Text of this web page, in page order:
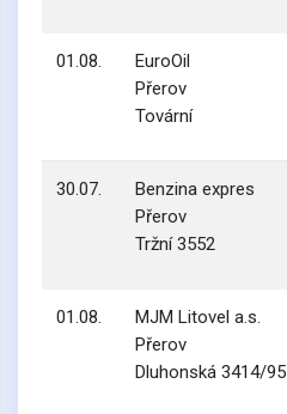
01.08.
EuroOil
Přerov
Tovární
30.07.
Benzina expres
Přerov
Tržní 3552
01.08.
MJM Litovel a.s.
Přerov
Dluhonská 3414/95